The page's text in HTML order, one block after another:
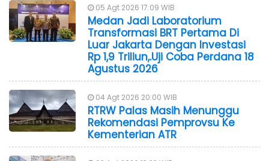
05 Agt 2026 17:09 WIB
Medan Jadi Laboratorium
Transformasi BRT Pertama Di
Luar Jakarta Dengan Investasi
Rp 1,9 Triliun,.Uji Coba Perdana 18
Agustus 2026
04 Agt 2026 20:00 WIB
RTRW Palas Masih Menunggu
Rekomendasi Pemprovsu Ke
Kementerian ATR